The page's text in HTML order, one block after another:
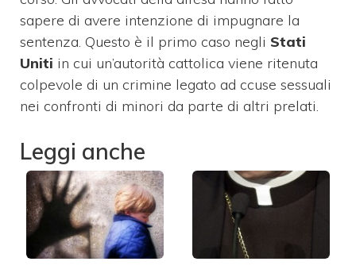
sapere di avere intenzione di impugnare la
sentenza. Questo è il primo caso negli Stati
Uniti in cui un’autorità cattolica viene ritenuta
colpevole di un crimine legato ad ccuse sessuali
nei confronti di minori da parte di altri prelati.
Leggi anche